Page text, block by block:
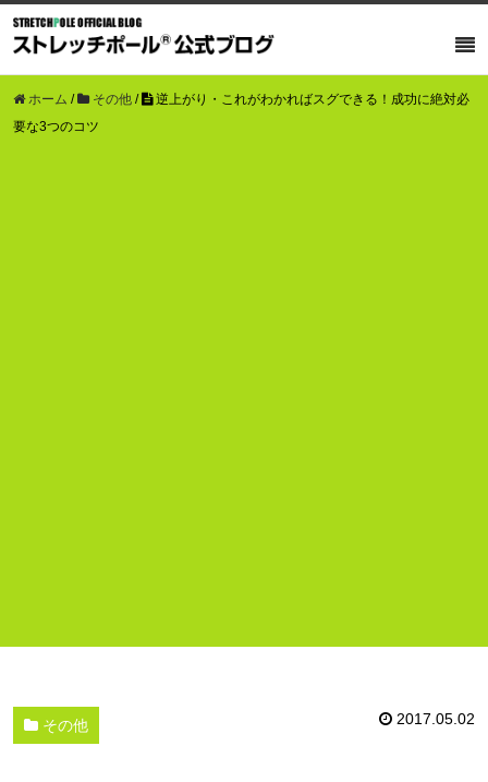
ホーム / その他 /
逆上がり・これがわかればスグできる！成功に絶対必
要な3つのコツ
その他 2017.05.02